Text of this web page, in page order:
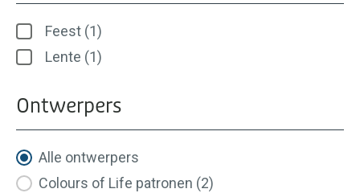
Thema's
Feest (1)
Lente (1)
Ontwerpers
Ontwerpers
Alle ontwerpers
Colours of Life patronen (2)